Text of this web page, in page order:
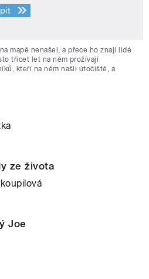
mapě nenašel, a přece ho znají lidé
třicet let na něm prožívají
kteří na něm našli útočiště, a
ze života
Joe